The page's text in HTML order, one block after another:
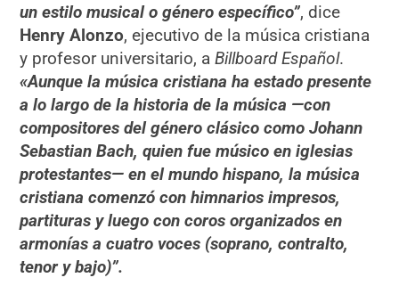
un estilo musical o género específico”, dice
Henry Alonzo, ejecutivo de la música cristiana
y profesor universitario, aBillboard Español.
«Aunque la música cristiana ha estado presente
a lo largo de la historia de la música —con
compositores del género clásico como Johann
Sebastian Bach, quien fue músico en iglesias
protestantes— en el mundo hispano, la música
cristiana comenzó con himnarios impresos,
partituras y luego con coros organizados en
armonías a cuatro voces (soprano, contralto,
tenor y bajo)”.